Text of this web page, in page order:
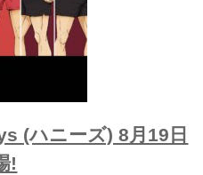
(ハニーズ) 8月19日
!